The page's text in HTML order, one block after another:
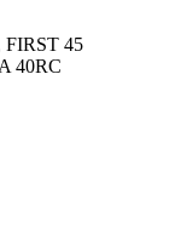
FIRST 45
40RC